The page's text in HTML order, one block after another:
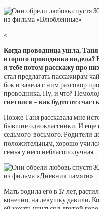
из фильма «Влюбленные»
<
Когда проводница ушла,
второго проводника
я тебе потом расскажу про
стал предлагать пассажирам
бок и завела с ним разговор
проводника. Ну, и что?
светился – как будто от
Позже Таня рассказала мне
бывшие одноклассники. И еще в
седьмого-восьмого. Родители
положительным, хорошо
семья у него неблагополучная.
из фильма «Дневник памяти»
Мать родила его в 17 лет,
конечно, на девушку давили.